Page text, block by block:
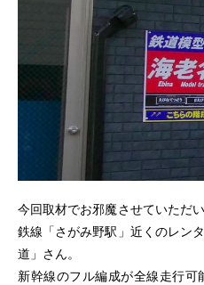
今回取材でお邪魔させていただ
鉄線「さがみ野駅」近くのレン
道」さん。
新幹線のフル編成が全線走行可